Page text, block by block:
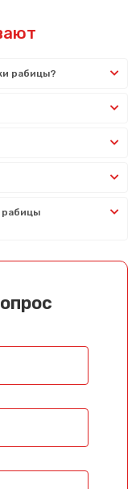
рабицы?
рабицы